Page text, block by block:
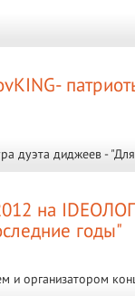
дуэта диджеев - "Для
на
годы"
и организатором